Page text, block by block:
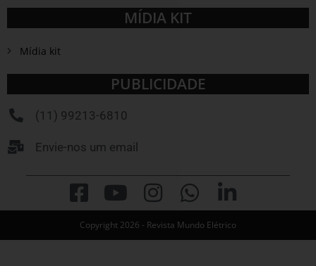
MÍDIA KIT
Mídia kit
PUBLICIDADE
(11) 99213-6810
Envie-nos um email
Copyright 2026 - Revista Mundo Elétrico